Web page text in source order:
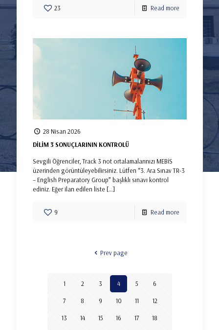
23 Read more
28 Nisan 2026
DİLİM 3 SONUÇLARININ KONTROLÜ
Sevgili Öğrenciler, Track 3 not ortalamalarınızı MEBİS
üzerinden görüntüleyebilirsiniz. Lütfen “3. Ara Sınav TR-3
– English Preparatory Group” başlıklı sınavı kontrol
ediniz. Eğer ilan edilen liste […]
9 Read more
Prev page
1 2 3 4 5 6
7 8 9 10 11 12
13 14 15 16 17 18